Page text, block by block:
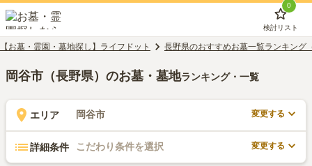
0
検討リスト
【お墓・霊園・墓地探し】ライフドット 長野県のおすすめお墓一覧ランキング
岡谷市（長野県）のお墓・墓地ランキング・一覧
エリア 岡谷市 変更する
詳細条件 こだわり条件を選択 変更する